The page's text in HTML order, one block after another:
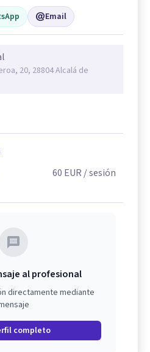
Email
20, 28804 Alcalá de
60 EUR/ sesión
al profesional
directamente mediante
completo